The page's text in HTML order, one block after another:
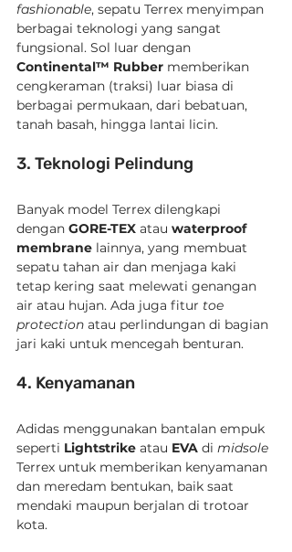
fashionable, sepatu Terrex menyimpan
berbagai teknologi yang sangat
fungsional. Sol luar dengan
Continental™ Rubber memberikan
cengkeraman (traksi) luar biasa di
berbagai permukaan, dari bebatuan,
tanah basah, hingga lantai licin.
3. Teknologi Pelindung
Banyak model Terrex dilengkapi
dengan GORE-TEX atau waterproof
membrane lainnya, yang membuat
sepatu tahan air dan menjaga kaki
tetap kering saat melewati genangan
air atau hujan. Ada juga fitur toe
protection atau perlindungan di bagian
jari kaki untuk mencegah benturan.
4. Kenyamanan
Adidas menggunakan bantalan empuk
seperti Lightstrike atau EVA di midsole
Terrex untuk memberikan kenyamanan
dan meredam bentukan, baik saat
mendaki maupun berjalan di trotoar
kota.